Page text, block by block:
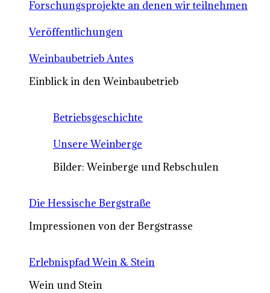
Forschungsprojekte an denen wir teilnehmen
Veröffentlichungen
Weinbaubetrieb Antes
Einblick in den Weinbaubetrieb
Betriebsgeschichte
Unsere Weinberge
Bilder: Weinberge und Rebschulen
Die Hessische Bergstraße
Impressionen von der Bergstrasse
Erlebnispfad Wein & Stein
Wein und Stein